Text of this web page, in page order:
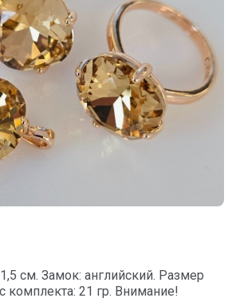
см. Замок: английский. Размер
комплекта: 21 гр. Внимание!